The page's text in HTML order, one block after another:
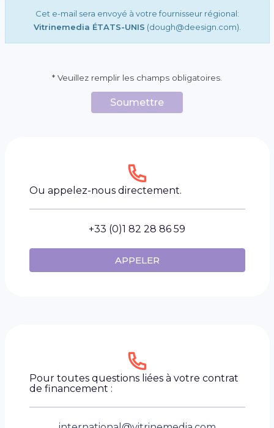
Cet e-mail sera envoyé à votre fournisseur régional:
Vitrinemedia ÉTATS-UNIS (dough@deesign.com).
* Veuillez remplir les champs obligatoires.
Soumettre
Ou appelez-nous directement.
+33 (0)1 82 28 86 59
APPELER
Pour toutes questions liées à votre contrat
de financement :